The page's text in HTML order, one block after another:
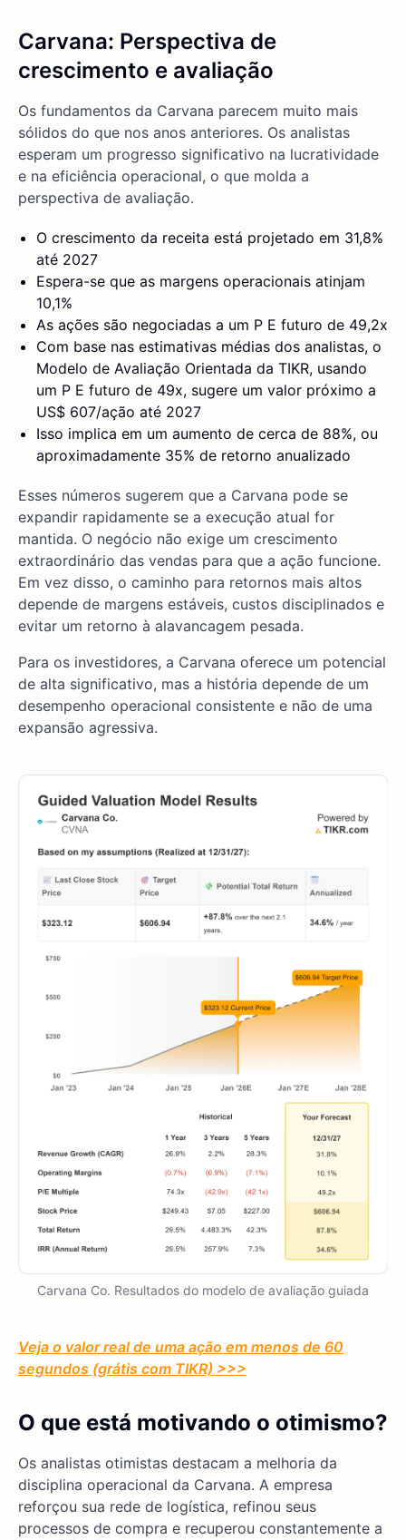
Carvana: Perspectiva de
crescimento e avaliação
Os fundamentos da Carvana parecem muito mais
sólidos do que nos anos anteriores. Os analistas
esperam um progresso significativo na lucratividade
e na eficiência operacional, o que molda a
perspectiva de avaliação.
O crescimento da receita está projetado em 31,8%
até 2027
Espera-se que as margens operacionais atinjam
10,1%
As ações são negociadas a um P E futuro de 49,2x
Com base nas estimativas médias dos analistas, o
Modelo de Avaliação Orientada da TIKR, usando
um P E futuro de 49x, sugere um valor próximo a
US$ 607/ação até 2027
Isso implica em um aumento de cerca de 88%, ou
aproximadamente 35% de retorno anualizado
Esses números sugerem que a Carvana pode se
expandir rapidamente se a execução atual for
mantida. O negócio não exige um crescimento
extraordinário das vendas para que a ação funcione.
Em vez disso, o caminho para retornos mais altos
depende de margens estáveis, custos disciplinados e
evitar um retorno à alavancagem pesada.
Para os investidores, a Carvana oferece um potencial
de alta significativo, mas a história depende de um
desempenho operacional consistente e não de uma
expansão agressiva.
Carvana Co. Resultados do modelo de avaliação guiada
Veja o valor real de uma ação em menos de 60
segundos (grátis com TIKR) >>>
O que está motivando o otimismo?
Os analistas otimistas destacam a melhoria da
disciplina operacional da Carvana. A empresa
reforçou sua rede de logística, refinou seus
processos de compra e recuperou constantemente a